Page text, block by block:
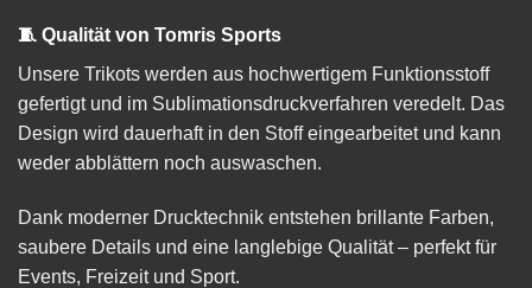
🧵 Qualität von Tomris Sports
Unsere Trikots werden aus hochwertigem Funktionsstoff
gefertigt und im Sublimationsdruckverfahren veredelt. Das
Design wird dauerhaft in den Stoff eingearbeitet und kann
weder abblättern noch auswaschen.
Dank moderner Drucktechnik entstehen brillante Farben,
saubere Details und eine langlebige Qualität – perfekt für
Events, Freizeit und Sport.